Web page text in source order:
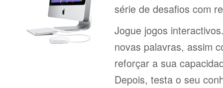
série de desafios com
Jogue jogos
novas palavras, assim
reforçar a sua
Depois, testa o seu